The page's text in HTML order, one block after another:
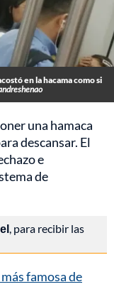
en la hacama como si
una hamaca
descansar. El
e
de
, para recibir las
famosa de